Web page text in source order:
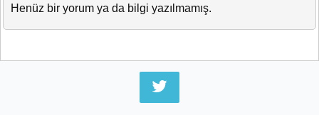
Henüz bir yorum ya da bilgi yazılmamış.